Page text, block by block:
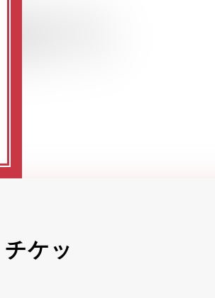
ケッ